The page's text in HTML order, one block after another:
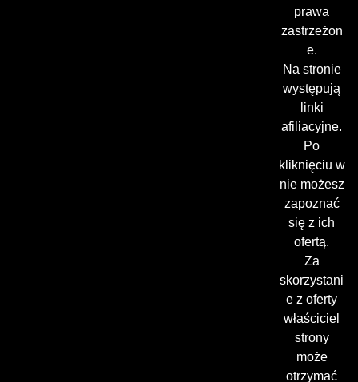
prawa
zastrzeżon
e.
Na stronie
występują
linki
afiliacyjne.
Po
kliknięciu w
nie możesz
zapoznać
się z ich
ofertą.
Za
skorzystani
e z oferty
właściciel
strony
może
otrzymać